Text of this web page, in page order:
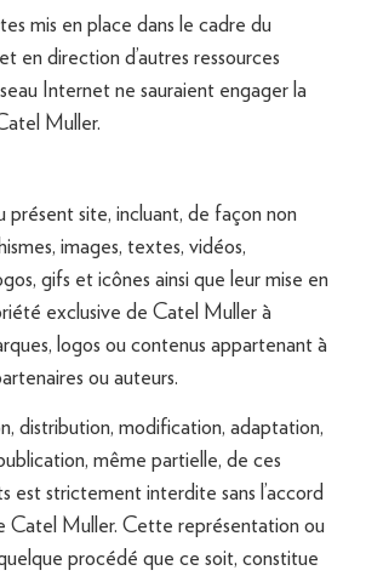
mis en place dans le cadre du
en direction d’autres ressources
Internet ne sauraient engager la
Muller.
présent site, incluant, de façon non
images, textes, vidéos,
gifs et icônes ainsi que leur mise en
exclusive de Catel Muller à
logos ou contenus appartenant à
ou auteurs.
distribution, modification, adaptation,
même partielle, de ces
est strictement interdite sans l’accord
Catel Muller. Cette représentation ou
procédé que ce soit, constitue